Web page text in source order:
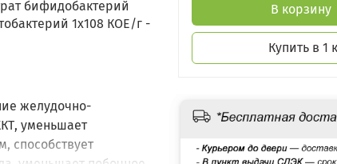
бифидобактерий
1x108 КОЕ/г -
желудочно-
уменьшает
способствует
В корзину
Купить в 1